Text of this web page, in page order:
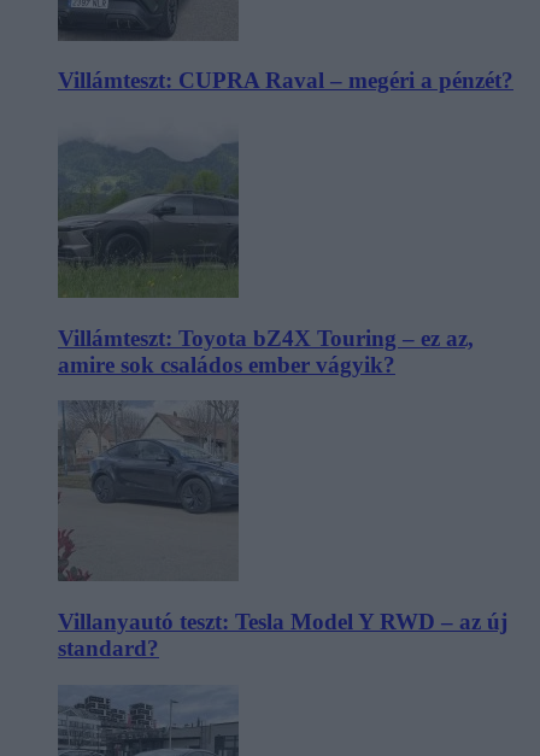
Villámteszt: CUPRA Raval – megéri a pénzét?
Villámteszt: Toyota bZ4X Touring – ez az,
amire sok családos ember vágyik?
Villanyautó teszt: Tesla Model Y RWD – az új
standard?